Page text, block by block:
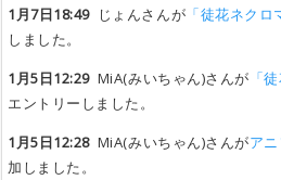
1月7日18:49じょんさんが 「徒花ネクロ
しました。
1月5日12:29MiA(みいちゃん)さんが 「
エントリーしました。
1月5日12:28MiA(みいちゃん)さんがア
加しました。